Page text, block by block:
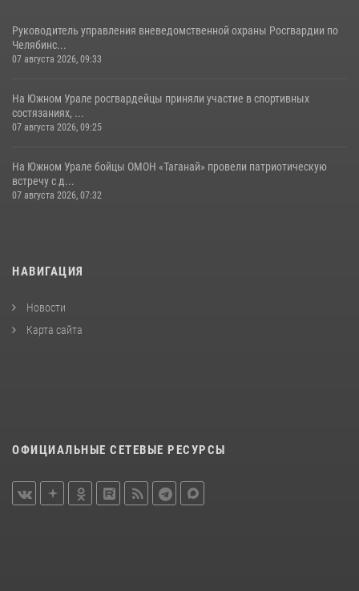
Руководитель управления вневедомственной охраны Росгвардии по
Челябинс...
07 августа 2026, 09:33
На Южном Урале росгвардейцы приняли участие в спортивных
состязаниях, ...
07 августа 2026, 09:25
На Южном Урале бойцы ОМОН «Таганай» провели патриотическую
встречу с д...
07 августа 2026, 07:32
НАВИГАЦИЯ
Новости
Карта сайта
ОФИЦИАЛЬНЫЕ СЕТЕВЫЕ РЕСУРСЫ